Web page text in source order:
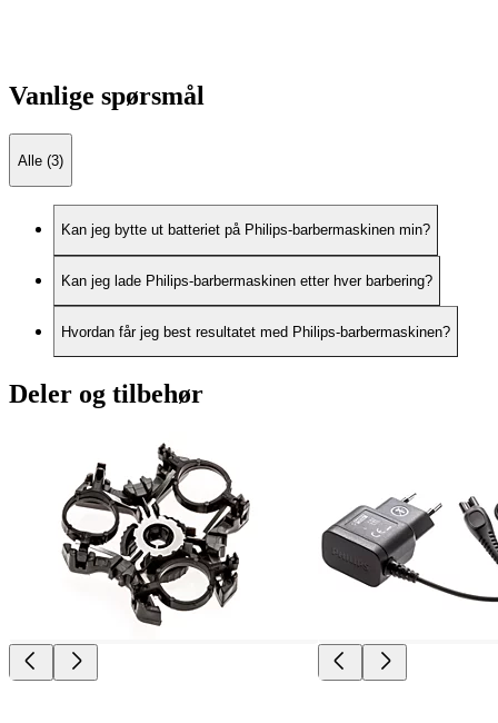
Vanlige spørsmål
Alle (3)
Kan jeg bytte ut batteriet på Philips-barbermaskinen min?
Kan jeg lade Philips-barbermaskinen etter hver barbering?
Hvordan får jeg best resultatet med Philips-barbermaskinen?
Deler og tilbehør